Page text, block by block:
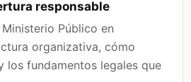
responsable
Público en
organizativa, cómo
los fundamentos legales que